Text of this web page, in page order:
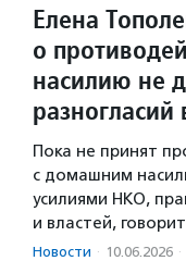
Елена
о
насилию не
Пока не принят
с домашним
усилиями НКО,
и властей,
Новости · 10.06.2026 ·